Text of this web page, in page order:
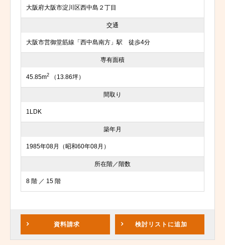
大阪府大阪市淀川区西中島２丁目
交通
大阪市営御堂筋線「西中島南方」駅 徒歩4分
専有面積
45.85m2 （13.86坪）
間取り
1LDK
築年月
1985年08月（昭和60年08月）
所在階／階数
8 階 ／ 15 階
資料請求 検討リスト に追加